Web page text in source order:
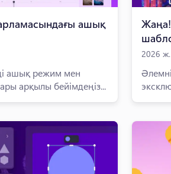
ашық
ашық режим мен
арқылы бейімдеңіз...
2026